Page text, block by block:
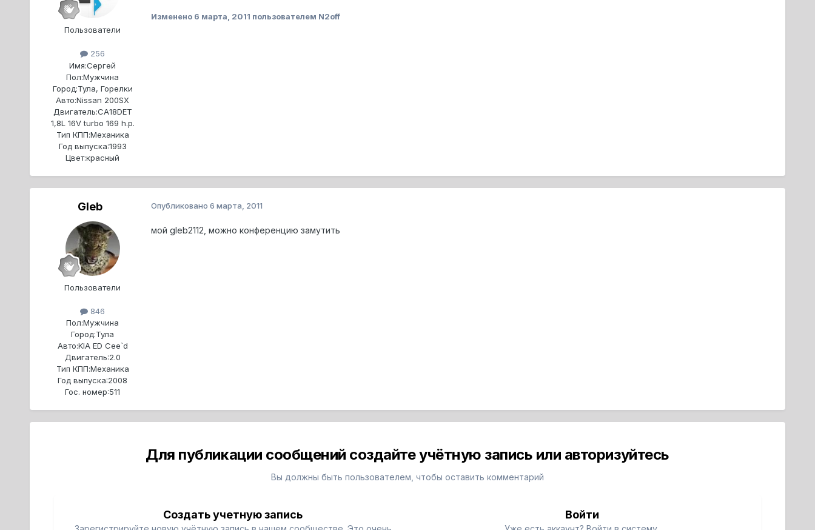
Пользователи
256
Имя:Сергей
Пол:Мужчина
Город:Тула, Горелки
Авто:Nissan 200SX
Двигатель:CA18DET
1,8L 16V turbo 169 h.p.
Тип КПП:Механика
Год выпуска:1993
Цвет:красный
Изменено 6 марта, 2011 пользователем N2off
Gleb
Пользователи
846
Пол:Мужчина
Город:Тула
Авто:KIA ED Cee`d
Двигатель:2.0
Тип КПП:Механика
Год выпуска:2008
Гос. номер:511
Опубликовано 6 марта, 2011
мой gleb2112, можно конференцию замутить
Для публикации сообщений создайте учётную запись или авторизуйтесь
Вы должны быть пользователем, чтобы оставить комментарий
Создать учетную запись Войти